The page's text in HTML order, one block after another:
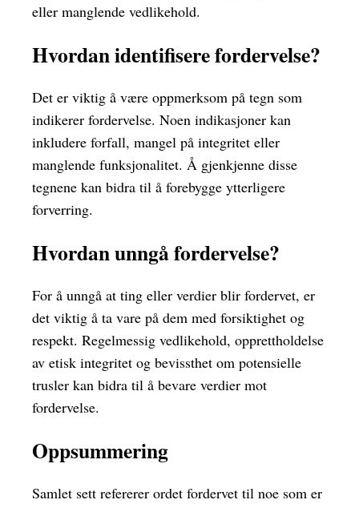
eller manglende vedlikehold.
Hvordan identifisere fordervelse?
Det er viktig å være oppmerksom på tegn som
indikerer fordervelse. Noen indikasjoner kan
inkludere forfall, mangel på integritet eller
manglende funksjonalitet. Å gjenkjenne disse
tegnene kan bidra til å forebygge ytterligere
forverring.
Hvordan unngå fordervelse?
For å unngå at ting eller verdier blir fordervet, er
det viktig å ta vare på dem med forsiktighet og
respekt. Regelmessig vedlikehold, opprettholdelse
av etisk integritet og bevissthet om potensielle
trusler kan bidra til å bevare verdier mot
fordervelse.
Oppsummering
Samlet sett refererer ordet fordervet til noe som er